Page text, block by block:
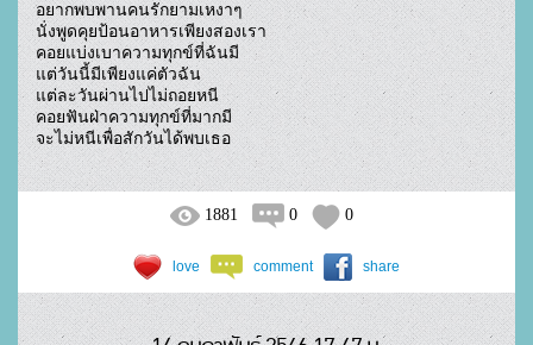
อยากพบพานคนรักยามเหงาๆ
นั่งพูดคุยป้อนอาหารเพียงสองเรา
คอยแบ่งเบาความทุกข์ที่ฉันมี
แต่วันนี้มีเพียงแค่ตัวฉัน
แต่ละวันผ่านไปไม่ถอยหนี
คอยฟันฝ่าความทุกข์ที่มากมี
จะไม่หนีเพื่อสักวันได้พบเธอ
1881 0 0
love comment share